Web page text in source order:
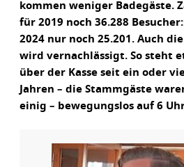
kommen weniger Badegäste.
für 2019 noch 36.288
2024 nur noch 25.201. Auch
wird vernachlässigt. So steht
über der Kasse seit ein oder
Jahren – die Stammgäste
einig – bewegungslos auf 6